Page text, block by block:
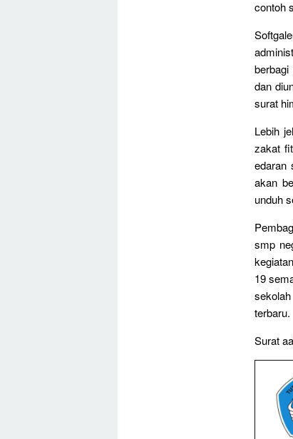
contoh
dan
surat
Lebih
zakat
edaran
akan
unduh
smp
19
terbaru.
Surat